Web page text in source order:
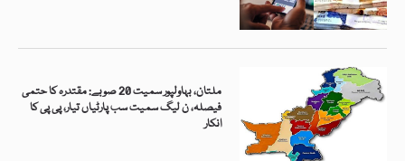
ملتان، بہاولپور سمیت 20 صوبے: مقتدرہ کا حتمی
فیصلہ، ن لیگ سمیت سب پارٹیاں تیار، پی پی کا
انکار